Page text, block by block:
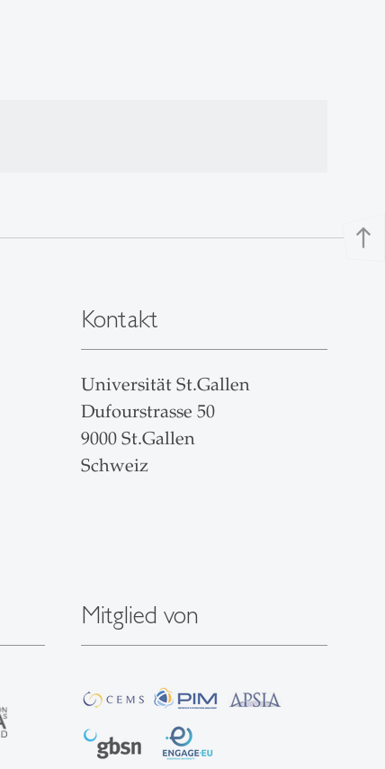
north
Kontakt
Universität St.Gallen
Dufourstrasse 50
9000 St.Gallen
Schweiz
Mitglied von